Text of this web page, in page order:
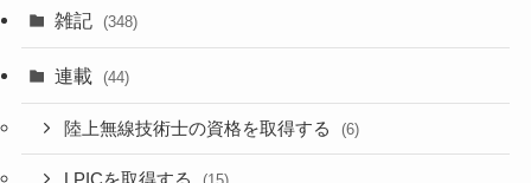
雑記 (348)
連載 (44)
陸上無線技術士の資格を取得する (6)